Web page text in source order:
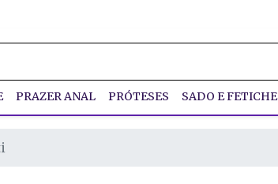
PRAZER ANAL PRÓTESES SADO E FETICHE